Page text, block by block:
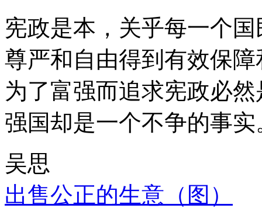
宪政是本，关乎每一个
尊严和自由得到有效保
为了富强而追求宪政必
强国却是一个不争的事实
吴思
出售公正的生意（图）